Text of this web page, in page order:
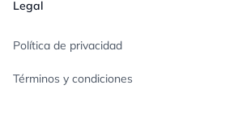
Legal
Política de privacidad
Términos y condiciones